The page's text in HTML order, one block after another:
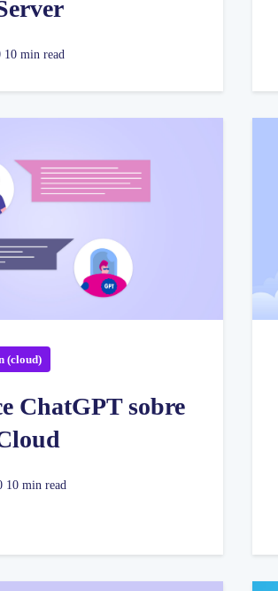
10 min read
(cloud)
ChatGPT sobre
10 min read